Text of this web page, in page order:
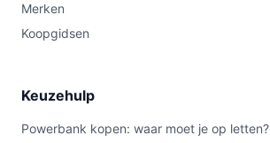
Merken
Koopgidsen
Keuzehulp
Powerbank kopen: waar moet je op letten?